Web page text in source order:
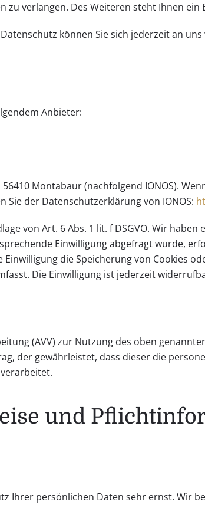
verlangen. Des Weiteren steht Ihnen
können Sie sich jederzeit an uns
Anbieter:
Montabaur (nachfolgend IONOS).
Sie der Datenschutzerklärung von IONOS:
von Art. 6 Abs. 1 lit. f DSGVO. Wir
Einwilligung abgefragt wurde,
Einwilligung die Speicherung von Cookies
Die Einwilligung ist jederzeit
(AVV) zur Nutzung des oben
der gewährleistet, dass dieser die
und
Ihrer persönlichen Daten sehr ernst. Wir